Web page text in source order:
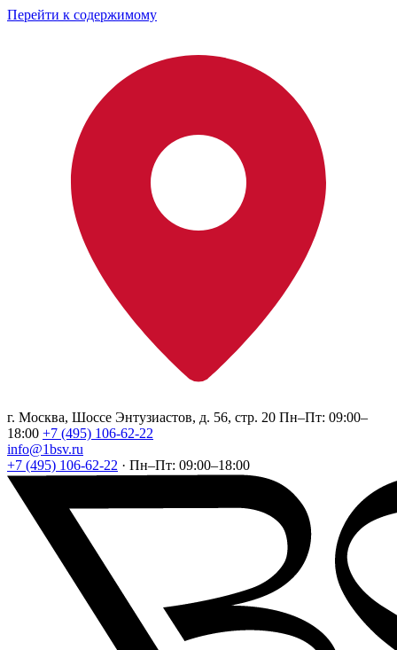
Перейти к содержимому
г. Москва, Шоссе Энтузиастов, д. 56, стр. 20 Пн–Пт: 09:00–
18:00 +7 (495) 106-62-22
info@1bsv.ru
+7 (495) 106-62-22 · Пн–Пт: 09:00–18:00